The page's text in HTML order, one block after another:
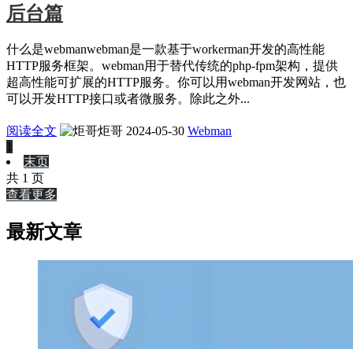
后台篇
什么是webmanwebman是一款基于workerman开发的高性能
HTTP服务框架。webman用于替代传统的php-fpm架构，提供
超高性能可扩展的HTTP服务。你可以用webman开发网站，也
可以开发HTTP接口或者微服务。除此之外...
阅读全文 炬哥 2024-05-30 Webman
1
末页
共 1 页
查看更多
最新文章